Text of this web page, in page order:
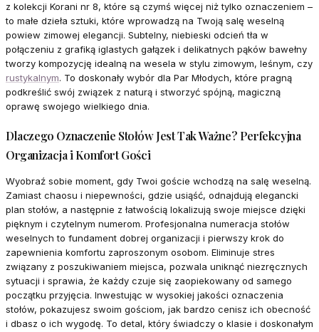
z kolekcji Korani nr 8, które są czymś więcej niż tylko oznaczeniem –
to małe dzieła sztuki, które wprowadzą na Twoją salę weselną
powiew zimowej elegancji. Subtelny, niebieski odcień tła w
połączeniu z grafiką iglastych gałązek i delikatnych pąków bawełny
tworzy kompozycję idealną na wesela w stylu zimowym, leśnym, czy
rustykalnym. To doskonały wybór dla Par Młodych, które pragną
podkreślić swój związek z naturą i stworzyć spójną, magiczną
oprawę swojego wielkiego dnia.
Dlaczego Oznaczenie Stołów Jest Tak Ważne? Perfekcyjna
Organizacja i Komfort Gości
Wyobraź sobie moment, gdy Twoi goście wchodzą na salę weselną.
Zamiast chaosu i niepewności, gdzie usiąść, odnajdują elegancki
plan stołów, a następnie z łatwością lokalizują swoje miejsce dzięki
pięknym i czytelnym numerom. Profesjonalna numeracja stołów
weselnych to fundament dobrej organizacji i pierwszy krok do
zapewnienia komfortu zaproszonym osobom. Eliminuje stres
związany z poszukiwaniem miejsca, pozwala uniknąć niezręcznych
sytuacji i sprawia, że każdy czuje się zaopiekowany od samego
początku przyjęcia. Inwestując w wysokiej jakości oznaczenia
stołów, pokazujesz swoim gościom, jak bardzo cenisz ich obecność
i dbasz o ich wygodę. To detal, który świadczy o klasie i doskonałym